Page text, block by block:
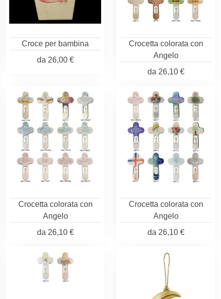
Croce per bambina
da 26,00 €
Crocetta colorata con
Angelo
da 26,10 €
Crocetta colorata con
Angelo
da 26,10 €
Crocetta colorata con
Angelo
da 26,10 €